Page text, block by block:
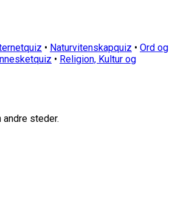
• Naturvitenskapquiz • Ord og
• Religion, Kultur og
steder.